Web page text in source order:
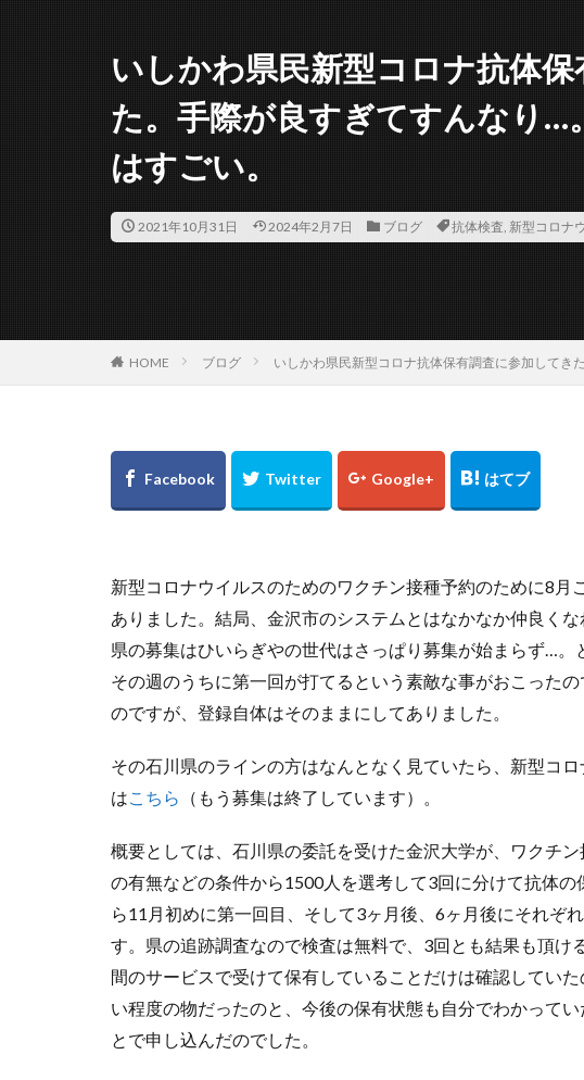
いしかわ県民新型コロナ抗体
た。手際が良すぎてすんなり…
はすごい。
2021年10月31日 2024年2月7日 ブログ 抗体検査, 新型コロナ
HOME ブログ いしかわ県民新型コロナ抗体保有調査に参加してき
新型コロナウイルスのためのワクチン接種予約のために8月
ありました。結局、金沢市のシステムとはなかなか仲良く
県の募集はひいらぎやの世代はさっぱり募集が始まらず…
その週のうちに第一回が打てるという素敵な事がおこった
のですが、登録自体はそのままにしてありました。
その石川県のラインの方はなんとなく見ていたら、新型コ
は こちら （もう募集は終了しています）。
概要としては、石川県の委託を受けた金沢大学が、ワクチ
の有無などの条件から1500人を選考して3回に分けて抗体
ら11月初めに第一回目、そして3ヶ月後、6ヶ月後にそれぞ
す。県の追跡調査なので検査は無料で、3回とも結果も頂け
間のサービスで受けて保有していることだけは確認してい
い程度の物だったのと、今後の保有状態も自分でわかって
とで申し込んだのでした。